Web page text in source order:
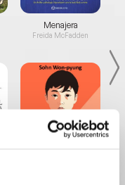
Menajera
Freida McFadden